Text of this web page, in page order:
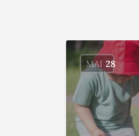
MAI 28